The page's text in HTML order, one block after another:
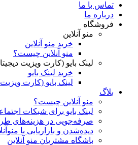
تماس با ما
درباره ما
فروشگاه
منو آنلاین
خرید منو آنلاین
منو آنلاین چیست؟
لینک بایو (کارت ویزیت
خرید لینک بایو
لینک بایو (کارت
بلاگ
منو آنلاین چیست؟
لینک بایو برای شبکات
صرفه‌جویی در هزینه‌های
دیده‌شدن و بازاریابی با
باشگاه مشتریان منو آنلاین